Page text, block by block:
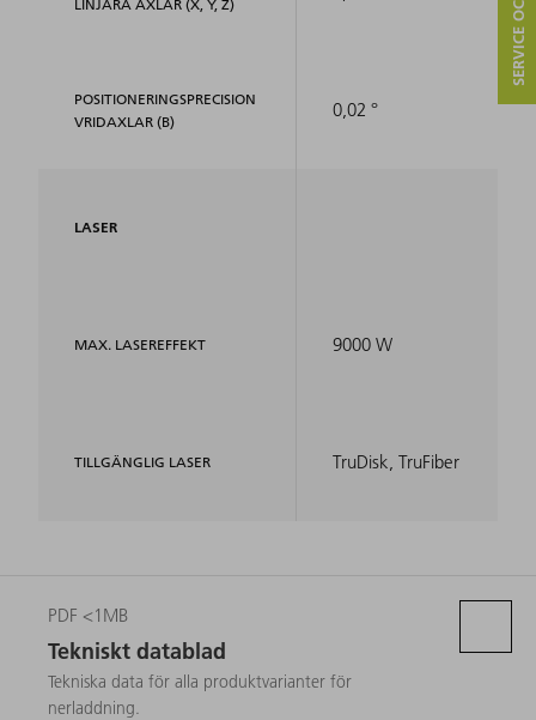
LINJÄRA AXLAR (X, Y, Z)
POSITIONERINGSPRECISION
VRIDAXLAR (B)
LASER
MAX. LASEREFFEKT
TILLGÄNGLIG LASER
0,02 °
9000 W
TruDisk, TruFiber
PDF <1MB
Tekniskt datablad
Tekniska data för alla produktvarianter för
nerladdning.